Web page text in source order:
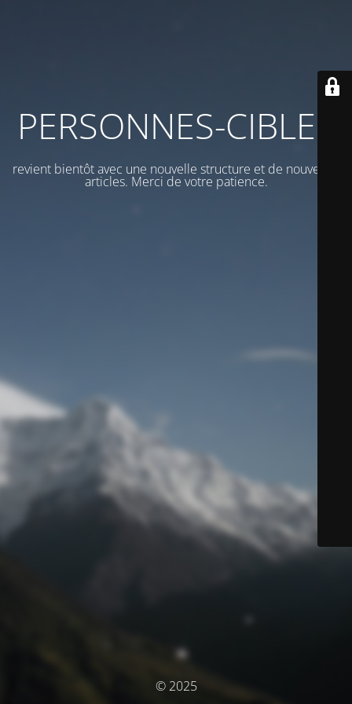
PERSONNES-CIBLES
revient bientôt avec une nouvelle structure et de nouveaux
articles. Merci de votre patience.
© 2025